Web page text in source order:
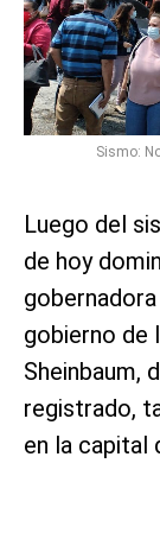
Sismo:
Luego del
de hoy
gobierno de
Sheinbaum,
registrado,
en la capital